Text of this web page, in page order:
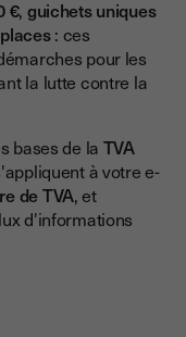
TVA e-commerce ?
à distance
€, guichets uniques
: ces
pour les
la lutte contre la
bases de la TVA
à votre e-
de TVA, et
d'informations